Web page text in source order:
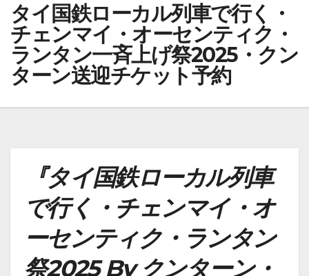
タイ国鉄ローカル列車で行く・
チェンマイ・オーセンティク・
ランタン一斉上げ祭2025・クン
ターン送迎チケット予約
『タイ国鉄ローカル列車
で行く・チェンマイ・オ
ーセンティク・ランタン
祭2025 By クンターン・